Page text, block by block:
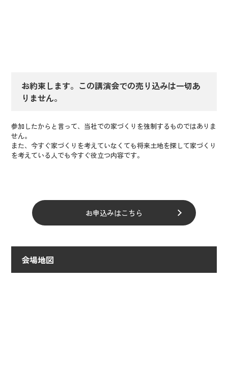
お約束します。この講演会での売り込みは一切あ
りません。
参加したからと言って、当社での家づくりを強制するものではありま
せん。
また、今すぐ家づくりを考えていなくても将来土地を探して家づくり
を考えている人でも今すぐ役立つ内容です。
お申込みはこちら
会場地図